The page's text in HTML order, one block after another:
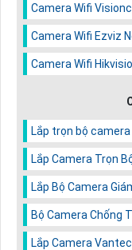
Camera Wifi
Camera Wifi Ezviz
Camera Wifi
Lắp trọn bộ
Lắp Camera Trọn
Lắp Bộ Camera
Bộ Camera Chống
Lắp Camera